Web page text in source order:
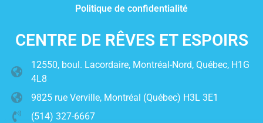
Politique de confidentialité
CENTRE DE RÊVES ET ESPOIRS
12550, boul. Lacordaire, Montréal-Nord, Québec, H1G
4L8
9825 rue Verville, Montréal (Québec) H3L 3E1
(514) 327-6667